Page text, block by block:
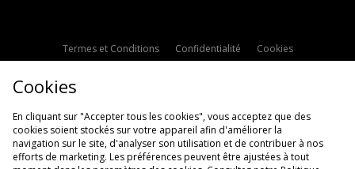
Termes et Conditions Confidentialité
Cookies
Politique d'avis en ligne
Cookies
En cliquant sur "Accepter tous les cookies", vous acceptez que des
cookies soient stockés sur votre appareil afin d'améliorer la
navigation sur le site, d'analyser son utilisation et de contribuer à nos
efforts de marketing. Les préférences peuvent être ajustées à tout